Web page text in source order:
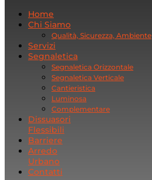
Home
Chi Siamo
Qualità, Sicurezza, Ambiente
Servizi
Segnaletica
Segnaletica Orizzontale
Segnaletica Verticale
Cantieristica
Luminosa
Complementare
Dissuasori
Flessibili
Barriere
Arredo
Urbano
Contatti